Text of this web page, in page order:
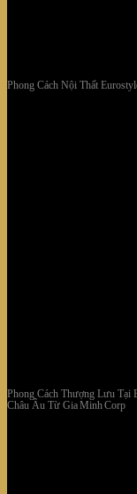
Phong Cách Nội Thất
Phong Cách Thượng Lưu Tại
Châu Âu Từ Gia Minh Corp